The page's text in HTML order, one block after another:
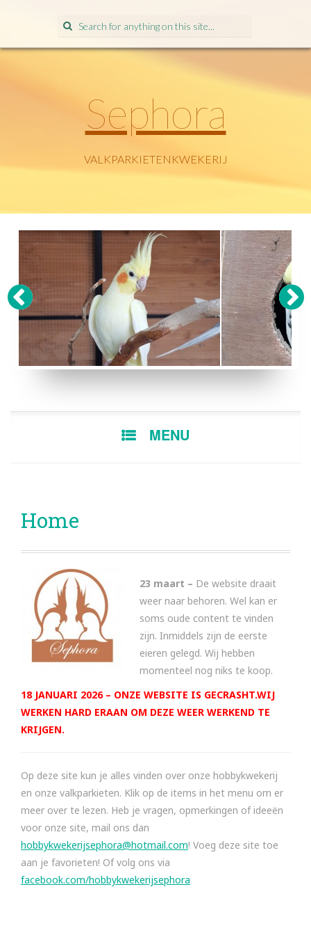
Search
for:
Sephora
VALKPARKIETENKWEKERIJ
MENU
Home
23 maart – De website draait
weer naar behoren. Wel kan er
soms oude content te vinden
zijn. Inmiddels zijn de eerste
eieren gelegd. Wij hebben
momenteel nog niks te koop.
18 JANUARI 2026 – ONZE WEBSITE IS GECRASHT.WIJ
WERKEN HARD ERAAN OM DEZE WEER WERKEND TE
KRIJGEN.
Op deze site kun je alles vinden over onze hobbykwekerij
en onze valkparkieten. Klik op de items in het menu om er
meer over te lezen. Heb je vragen, opmerkingen of ideeën
voor onze site, mail ons dan
hobbykwekerijsephora@hotmail.com! Voeg deze site toe
aan je favorieten! Of volg ons via
facebook.com/hobbykwekerijsephora